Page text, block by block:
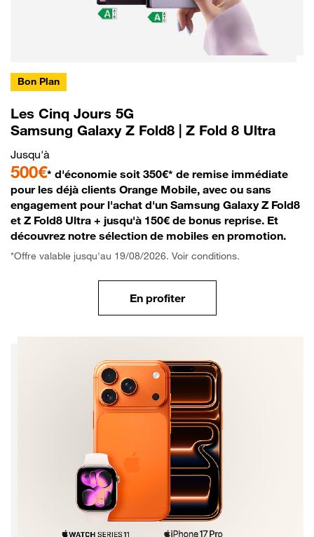
Bon Plan
Les Cinq Jours 5G
Samsung Galaxy Z Fold8 | Z Fold 8 Ultra
Jusqu'à
500€* d'économie soit 350€* de remise immédiate
pour les déjà clients Orange Mobile, avec ou sans
engagement pour l'achat d'un Samsung Galaxy Z Fold8
et Z Fold8 Ultra + jusqu'à 150€ de bonus reprise. Et
découvrez notre sélection de mobiles en promotion.
*Offre valable jusqu'au 19/08/2026. Voir conditions.
En profiter